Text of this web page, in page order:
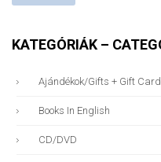
KATEGÓRIÁK –
Ajándékok/gifts + Gift
Books In English
CD/DVD